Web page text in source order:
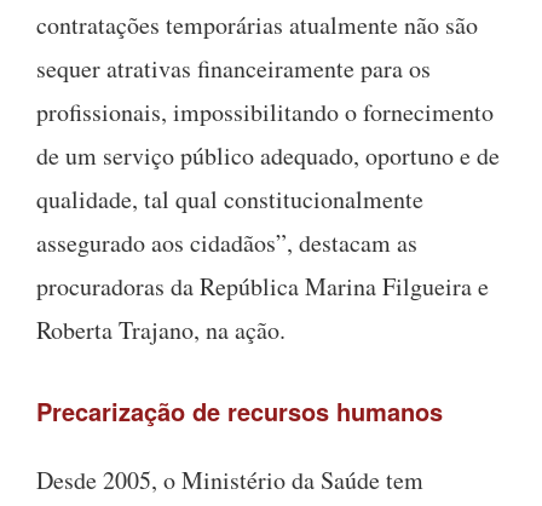
contratações temporárias atualmente não são
sequer atrativas financeiramente para os
profissionais, impossibilitando o fornecimento
de um serviço público adequado, oportuno e de
qualidade, tal qual constitucionalmente
assegurado aos cidadãos”, destacam as
procuradoras da República Marina Filgueira e
Roberta Trajano, na ação.
Precarização de recursos humanos
Desde 2005, o Ministério da Saúde tem